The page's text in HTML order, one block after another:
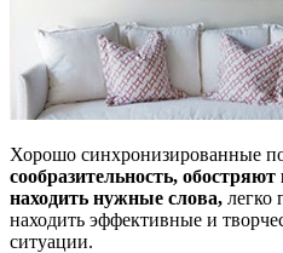
Хорошо синхронизированные
сообразительность,
находить нужные слова, легко
находить эффективные и
ситуации.